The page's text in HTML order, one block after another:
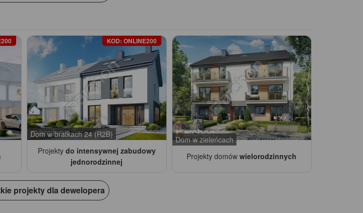
KOD: ONLINE200
Dom w bratkach 24 (R2B)
Projekty do intensywnej zabudowy
jednorodzinnej
Dom w zieleńcach
Projekty domówwielorodzinnych
projekty dla dewelopera